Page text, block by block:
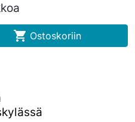
 Ostoskoriin